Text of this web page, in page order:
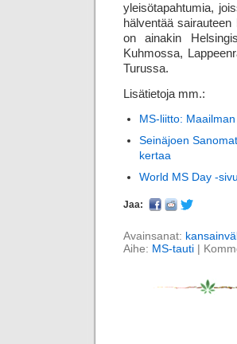
yleisö­tapahtumia,
hälventää
on ainakin
Kuhmossa,
Turussa.
Lisätietoja mm.:
MS-liitto:
Seinäjoen
kertaa
World MS Day -
Jaa:
Avainsanat:
Aihe: MS-tauti |